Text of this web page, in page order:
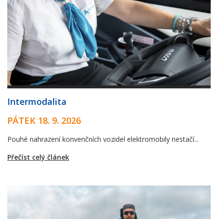
Intermodalita
PÁTEK 18. 9. 2026
Pouhé nahrazení konvenčních vozidel elektromobily nestačí...
Přečíst celý článek